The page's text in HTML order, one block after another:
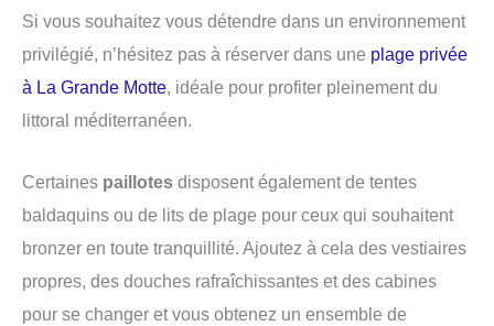
Si vous souhaitez vous détendre dans un environnement
privilégié, n’hésitez pas à réserver dans une plage privée
à La Grande Motte, idéale pour profiter pleinement du
littoral méditerranéen.
Certaines paillotes disposent également de tentes
baldaquins ou de lits de plage pour ceux qui souhaitent
bronzer en toute tranquillité. Ajoutez à cela des vestiaires
propres, des douches rafraîchissantes et des cabines
pour se changer et vous obtenez un ensemble de